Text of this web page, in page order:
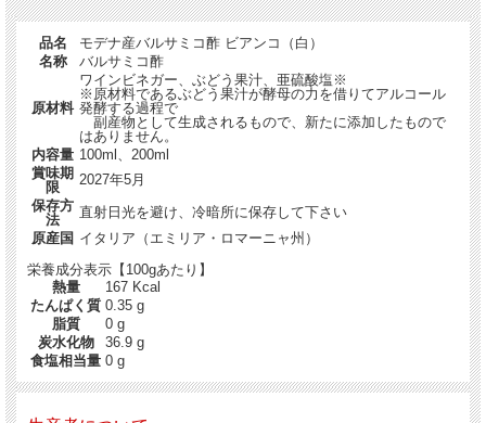
品名
モデナ産バルサミコ酢 ビアンコ（白）
名称
バルサミコ酢
原材料
ワインビネガー、ぶどう果汁、亜硫酸塩※
※原材料であるぶどう果汁が酵母の力を借りてアルコール
発酵する過程で
副産物として生成されるもので、新たに添加したもので
はありません。
内容量 100ml、200ml
賞味期
限
2027年5月
保存方
法
直射日光を避け、冷暗所に保存して下さい
原産国 イタリア（エミリア・ロマーニャ州）
栄養成分表示【100gあたり】
熱量
167 Kcal
たんぱく質 0.35 g
脂質
0 g
炭水化物
36.9 g
食塩相当量 0 g